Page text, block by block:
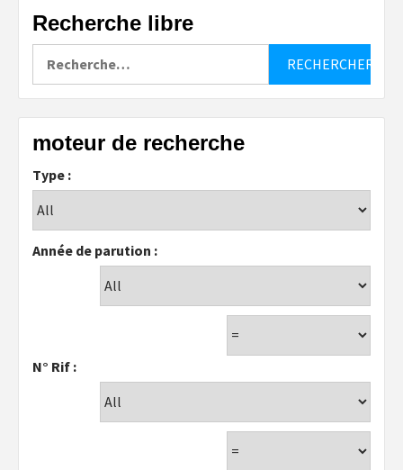
Recherche libre
moteur de recherche
Type :
Année de parution :
N° Rif :